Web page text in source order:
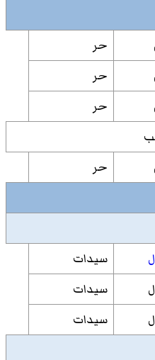
حر
حر
حر
حر
سيدات
سيدات
سيدات